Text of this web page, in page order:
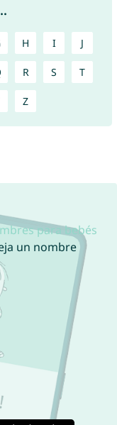
H I J
R S T
Z
para bebés
un nombre